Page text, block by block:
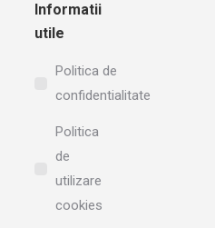
Informatii
utile
Politica de
confidentialitate
Politica
de
utilizare
cookies